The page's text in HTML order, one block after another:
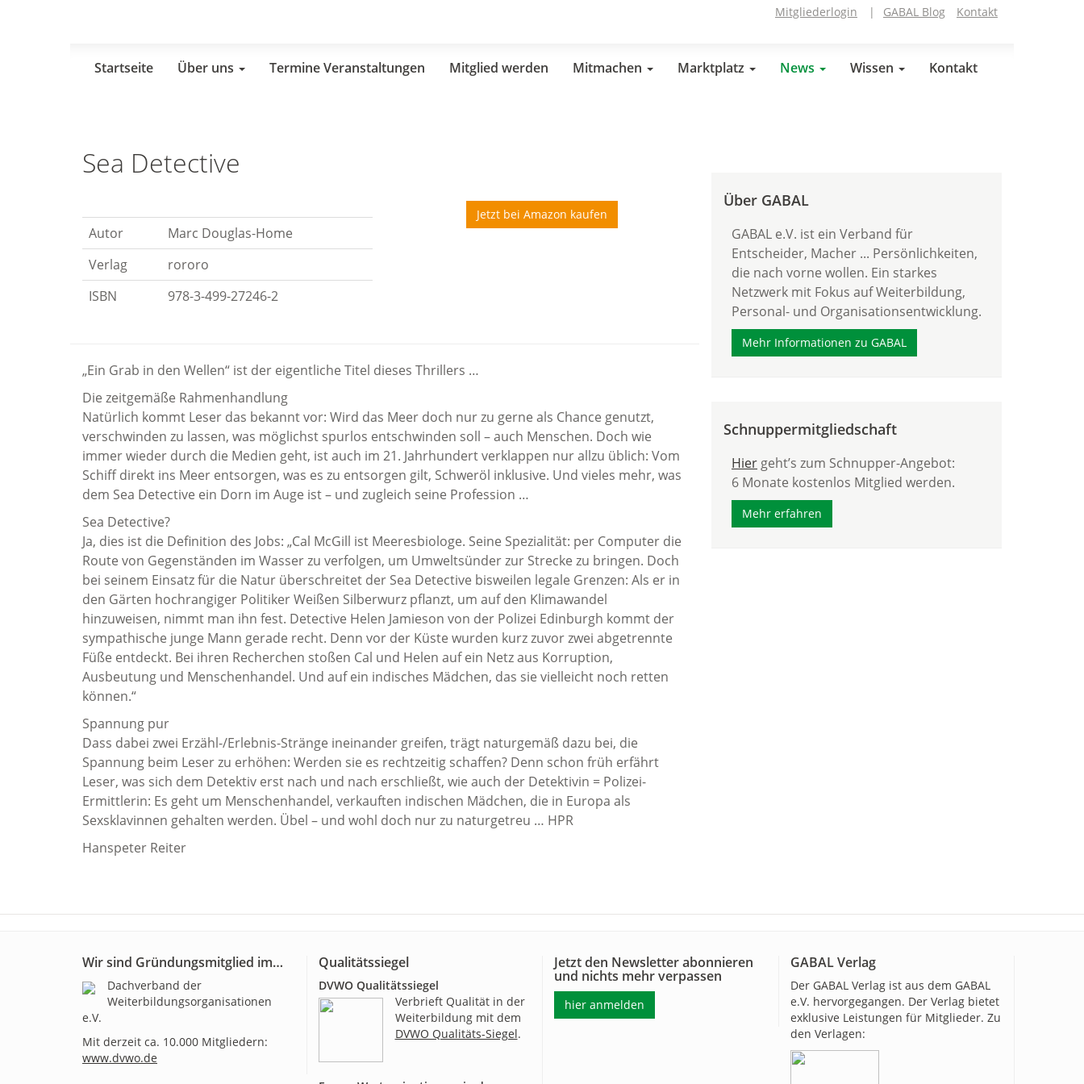
Mitgliederlogin | GABAL Blog Kontakt
Startseite Über uns Termine Veranstaltungen Mitglied werden Mitmachen Marktplatz News Wissen Kontakt
Sea Detective
Autor
Marc Douglas-Home
Verlag
rororo
ISBN
978-3-499-27246-2
Jetzt bei Amazon kaufen
„Ein Grab in den Wellen“ ist der eigentliche Titel dieses Thrillers …
Die zeitgemäße Rahmenhandlung
Natürlich kommt Leser das bekannt vor: Wird das Meer doch nur zu gerne als Chance genutzt,
verschwinden zu lassen, was möglichst spurlos entschwinden soll – auch Menschen. Doch wie
immer wieder durch die Medien geht, ist auch im 21. Jahrhundert verklappen nur allzu üblich: Vom
Schiff direkt ins Meer entsorgen, was es zu entsorgen gilt, Schweröl inklusive. Und vieles mehr, was
dem Sea Detective ein Dorn im Auge ist – und zugleich seine Profession …
Sea Detective?
Ja, dies ist die Definition des Jobs: „Cal McGill ist Meeresbiologe. Seine Spezialität: per Computer die
Route von Gegenständen im Wasser zu verfolgen, um Umweltsünder zur Strecke zu bringen. Doch
bei seinem Einsatz für die Natur überschreitet der Sea Detective bisweilen legale Grenzen: Als er in
den Gärten hochrangiger Politiker Weißen Silberwurz pflanzt, um auf den Klimawandel
hinzuweisen, nimmt man ihn fest. Detective Helen Jamieson von der Polizei Edinburgh kommt der
sympathische junge Mann gerade recht. Denn vor der Küste wurden kurz zuvor zwei abgetrennte
Füße entdeckt. Bei ihren Recherchen stoßen Cal und Helen auf ein Netz aus Korruption,
Ausbeutung und Menschenhandel. Und auf ein indisches Mädchen, das sie vielleicht noch retten
können.“
Spannung pur
Dass dabei zwei Erzähl-/Erlebnis-Stränge ineinander greifen, trägt naturgemäß dazu bei, die
Spannung beim Leser zu erhöhen: Werden sie es rechtzeitig schaffen? Denn schon früh erfährt
Leser, was sich dem Detektiv erst nach und nach erschließt, wie auch der Detektivin = Polizei-
Ermittlerin: Es geht um Menschenhandel, verkauften indischen Mädchen, die in Europa als
Sexsklavinnen gehalten werden. Übel – und wohl doch nur zu naturgetreu … HPR
Hanspeter Reiter
Über GABAL
GABAL e.V. ist ein Verband für
Entscheider, Macher ... Persönlichkeiten,
die nach vorne wollen. Ein starkes
Netzwerk mit Fokus auf Weiterbildung,
Personal- und Organisationsentwicklung.
Mehr Informationen zu GABAL
Schnuppermitgliedschaft
Hier geht’s zum Schnupper-Angebot:
6 Monate kostenlos Mitglied werden.
Mehr erfahren
Wir sind Gründungsmitglied im…
Dachverband der
Weiterbildungsorganisationen
e.V.
Mit derzeit ca. 10.000 Mitgliedern:
www.dvwo.de
Qualitätssiegel
DVWO Qualitätssiegel
Verbrieft Qualität in der
Weiterbildung mit dem
DVWO Qualitäts-Siegel.
Jetzt den Newsletter abonnieren
und nichts mehr verpassen
hier anmelden
GABAL Verlag
Der GABAL Verlag ist aus dem GABAL
e.V. hervorgegangen. Der Verlag bietet
exklusive Leistungen für Mitglieder. Zu
den Verlagen: